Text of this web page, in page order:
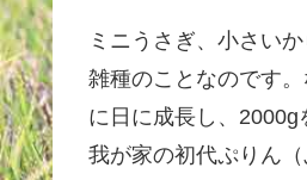
ミニうさぎ、小さい
雑種のことなのです
に日に成長し、2000g
我が家の初代ぷりん